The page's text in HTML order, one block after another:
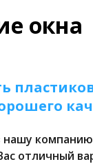
окна
нашу
отличный